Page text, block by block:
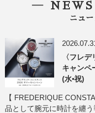
―
ニュ
〈フレ
キャンペ
(水•祝)
【 FREDERIQUE
品として腕元に時計を纏